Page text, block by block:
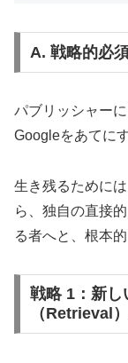
A. 戦略的必
パブリッシャー
Googleをあてに
生き残るために
ら、独自の直接
る者へと、根本
戦略 1：新し
（Retrieval